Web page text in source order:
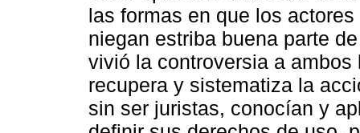
las formas en que los
niegan estriba buena parte
vivió la controversia a
recupera y sistematiza la
sin ser juristas, conocían y